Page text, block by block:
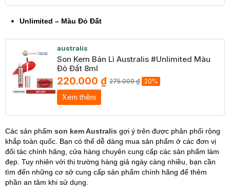
Unlimited – Màu Đỏ Đất
australis
Son Kem Bán Lì Australis #Unlimited Màu
Đỏ Đất 8ml
220.000 ₫ 275.000 ₫ 20%
Xem thêm
Các sản phẩm son kem Australis gợi ý trên được phân phối rộng
khắp toàn quốc. Bạn có thể dễ dàng mua sản phẩm ở các đơn vị
đối tác chính hãng, cửa hàng chuyên cung cấp các sản phẩm làm
đẹp. Tuy nhiên với thị trường hàng giả ngày càng nhiều, bạn cần
tìm đến những cơ sở cung cấp sản phẩm chính hãng để thêm
phần an tâm khi sử dụng.